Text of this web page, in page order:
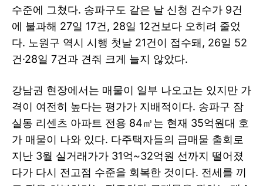
수준에 그쳤다. 송파구도 같은 날 신청 건수가 9건
에 불과해 27일 17건, 28일 12건보다 오히려 줄었
다. 노원구 역시 시행 첫날 21건이 접수돼, 26일 52
건·28일 7건과 견줘 크게 늘지 않았다.
강남권 현장에서는 매물이 일부 나오고는 있지만 가
격이 여전히 높다는 평가가 지배적이다. 송파구 잠
실동 리센츠 아파트 전용 84㎡는 현재 35억원대 호
가 매물이 나와 있다. 다주택자들의 급매물 출회로
지난 3월 실거래가가 31억~32억원 선까지 떨어졌
다가 다시 전고점 수준을 회복한 것이다. 전세를 끼